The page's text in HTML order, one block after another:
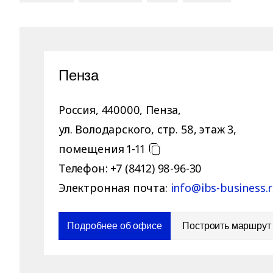
Пенза
Россия, 440000, Пенза,
ул. Володарского, стр. 58, этаж 3,
помещения 1-11
Телефон: +7 (8412) 98-96-30
Электронная почта: info@ibs-
Подробнее об офисе Построить маршрут